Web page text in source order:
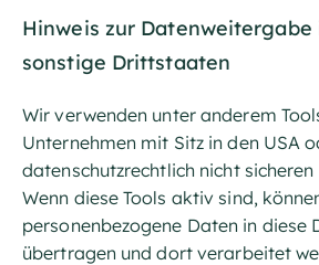
Hinweis zur Datenweitergabe
sonstige Drittstaaten
Wir verwenden unter anderem
Unternehmen mit Sitz in den USA
datenschutzrechtlich nicht
Wenn diese Tools aktiv sind,
personenbezogene Daten in diese
übertragen und dort verarbeitet